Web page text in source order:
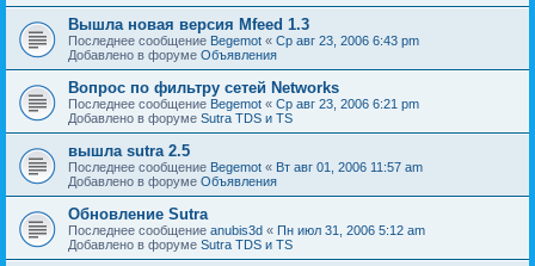
Вышла новая версия Mfeed 1.3
Последнее сообщение Begemot « Ср авг 23, 2006 6:43 pm
Добавлено в форуме Объявления
Вопрос по фильтру сетей Networks
Последнее сообщение Begemot « Ср авг 23, 2006 6:21 pm
Добавлено в форуме Sutra TDS и TS
вышла sutra 2.5
Последнее сообщение Begemot « Вт авг 01, 2006 11:57 am
Добавлено в форуме Объявления
Обновление Sutra
Последнее сообщение anubis3d « Пн июл 31, 2006 5:12 am
Добавлено в форуме Sutra TDS и TS